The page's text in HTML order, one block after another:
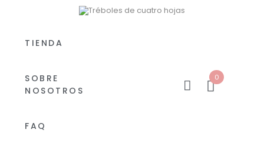
TIENDA
SOBRE
NOSOTROS
FAQ
0